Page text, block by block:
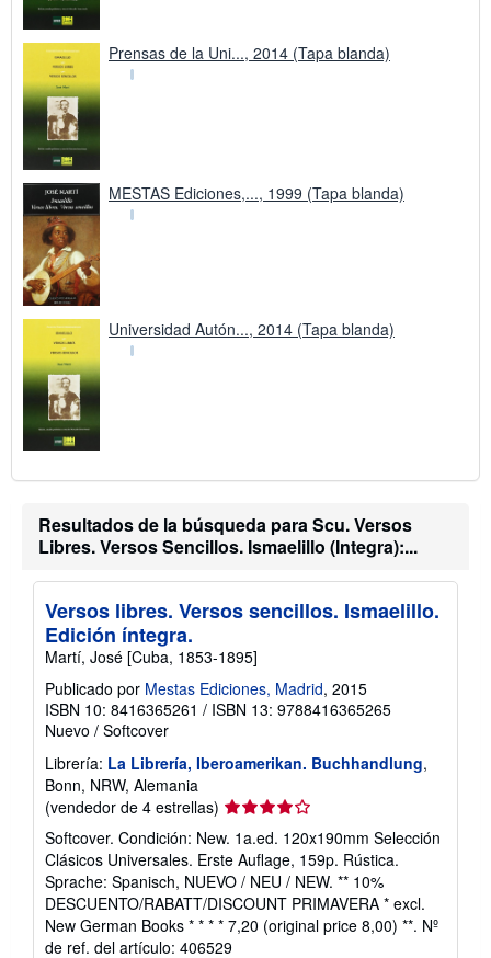
Prensas de la Uni..., 2014 (Tapa blanda)
MESTAS Ediciones,..., 1999 (Tapa blanda)
Universidad Autón..., 2014 (Tapa blanda)
Resultados de la búsqueda para Scu. Versos
Libres. Versos Sencillos. Ismaelillo (Integra):...
Versos libres. Versos sencillos. Ismaelillo.
Edición íntegra.
Martí, José [Cuba, 1853-1895]
Publicado por Mestas Ediciones, Madrid, 2015
ISBN 10: 8416365261 / ISBN 13: 9788416365265
Nuevo / Softcover
Librería: La Librería, Iberoamerikan. Buchhandlung,
Bonn, NRW, Alemania
(vendedor de 4 estrellas) Calificación
vendedor:
4
de
5
estrellas
Softcover. Condición: New. 1a.ed. 120x190mm Selección
Clásicos Universales. Erste Auflage, 159p. Rústica.
Sprache: Spanisch, NUEVO / NEU / NEW. ** 10%
DESCUENTO/RABATT/DISCOUNT PRIMAVERA * excl.
New German Books * * * * 7,20 (original price 8,00) **. Nº
de ref. del artículo: 406529